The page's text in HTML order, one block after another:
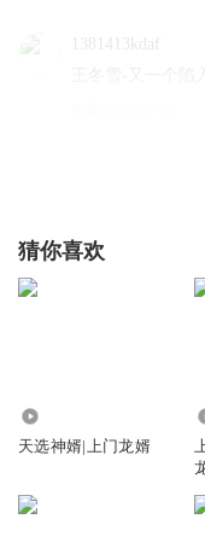
1381413kdaf
猜你喜欢
天选神婿|上门龙婿